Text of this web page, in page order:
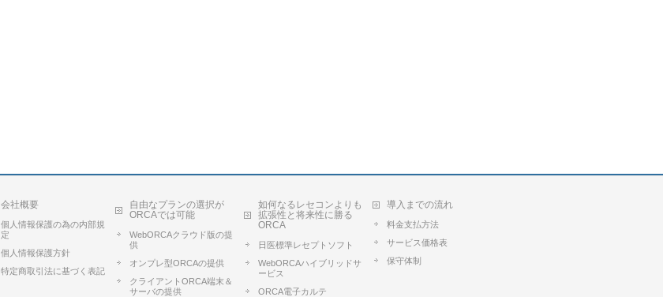
会社概要
個人情報保護の為の内部規
定
個人情報保護方針
特定商取引法に基づく表記
自由なプランの選択が
ORCAでは可能
WebORCAクラウド版の提
供
オンプレ型ORCAの提供
クライアントORCA端末＆
サーバの提供
如何なるレセコンよりも
拡張性と将来性に勝る
ORCA
日医標準レセプトソフト
WebORCAハイブリッドサ
ービス
ORCA電子カルテ
導入までの流れ
料金支払方法
サービス価格表
保守体制